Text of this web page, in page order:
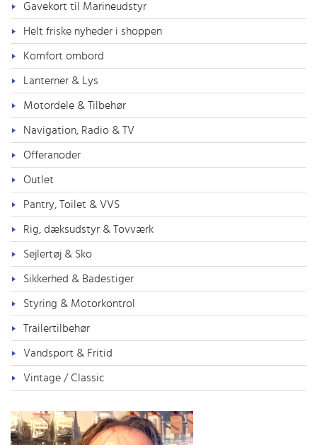
Gavekort til Marineudstyr
Helt friske nyheder i shoppen
Komfort ombord
Lanterner & Lys
Motordele & Tilbehør
Navigation, Radio & TV
Offeranoder
Outlet
Pantry, Toilet & VVS
Rig, dæksudstyr & Tovværk
Sejlertøj & Sko
Sikkerhed & Badestiger
Styring & Motorkontrol
Trailertilbehør
Vandsport & Fritid
Vintage / Classic